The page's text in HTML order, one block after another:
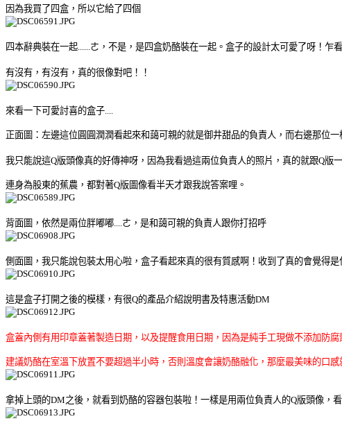
因為我買了四盒，所以它給了四個
四本辭典裝在一起......ㄜ，不是，是四盒奶酪裝在一起。 盒子的設計太可愛了呀！乍
有沒有，有沒有，真的很像對吧！！
來看一下可愛討喜的盒子....
正面圖：左邊這位圓圓潤潤看起來和藹可親的就是御井甜品的負責人，而右邊那位
我只能說這Q版頭像真的好傳神呀，因為我看過這兩位負責人的照片，真的就跟Q
連身為股東的蕉農，都對著Q版圖像看半天才跟我說答案哩。
背面圖，依然是兩位胖嘟嘟....ㄜ，是和藹可親的負責人跟你打招呼
側面圖，我只能說包裝太用心啦，盒子看起來真的很有質感啊！收到了真的會覺得是
這是盒子打開之後的模樣，有很Q的產品介紹說明書及特惠活動DM
盒蓋內側有用印章蓋著製造日期，以及提醒食用日期，因為是純手工現做不添加防
建議奶酪在室溫下放置不要超過半小時，否則溫度會讓奶酪融化，那麼最美味的口
拿掉上頭的DM之後，就看到奶酪的容器包裝啦！一樣是用兩位負責人的Q版頭像，